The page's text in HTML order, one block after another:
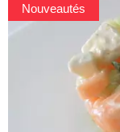
Nouveautés